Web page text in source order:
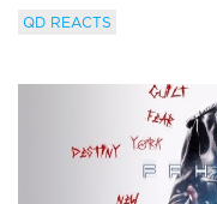
QD REACTS